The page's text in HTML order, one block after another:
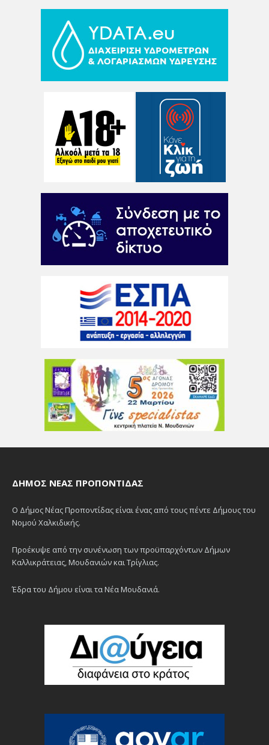
ΔΉΜΟΣ ΝΈΑΣ ΠΡΟΠΟΝΤΊΔΑΣ
Ο Δήμος Νέας Προποντίδας είναι ένας από τους πέντε Δήμους του
Νομού Χαλκιδικής.
Προέκυψε από την συνένωση των προϋπαρχόντων Δήμων
Καλλικράτειας, Μουδανιών και Τρίγλιας.
Έδρα του Δήμου είναι τα Νέα Μουδανιά.